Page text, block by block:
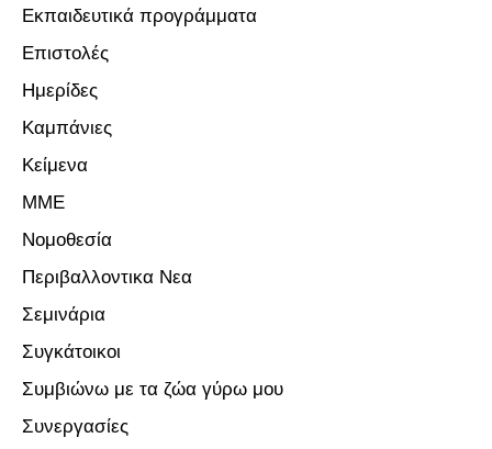
Εκπαιδευτικά προγράμματα
Επιστολές
Ημερίδες
Καμπάνιες
Κείμενα
ΜΜΕ
Νομοθεσία
Περιβαλλοντικα Νεα
Σεμινάρια
Συγκάτοικοι
Συμβιώνω με τα ζώα γύρω μου
Συνεργασίες